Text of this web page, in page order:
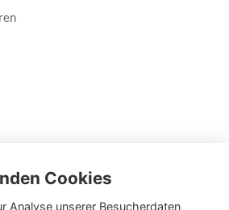
Cookies
Analyse unserer Besucherdaten